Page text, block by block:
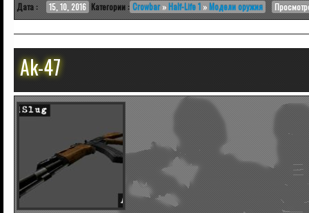
Дата : 15, 10, 2016 Категории : Crowbar»Half-Life 1 »Модели оружия
Ak-47